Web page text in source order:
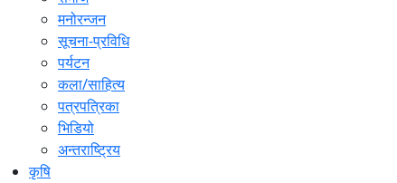
मनोरन्जन
सूचना-प्रविधि
पर्यटन
कला/साहित्य
पत्रपत्रिका
भिडियो
अन्तराष्ट्रिय
कृषि